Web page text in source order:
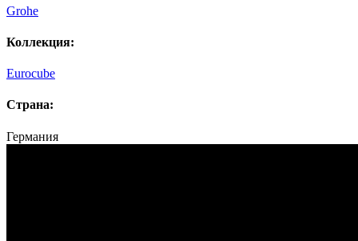
Grohe
Коллекция:
Eurocube
Страна:
Германия